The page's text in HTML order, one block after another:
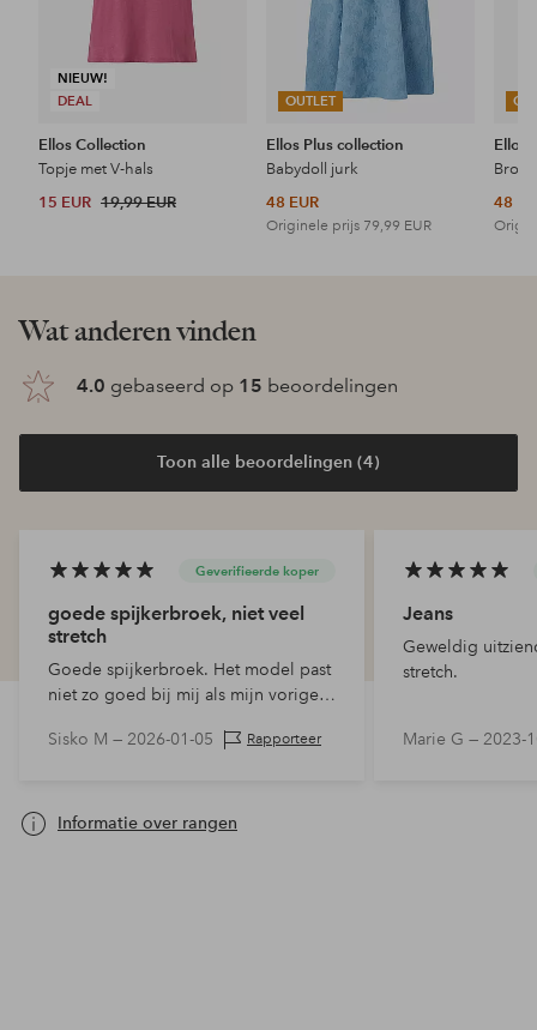
NIEUW!
DEAL
Ellos Collection
Topje met V-hals
15 EUR 19,99 EUR
OUTLET
Ellos Plus collection
Babydoll jurk
48 EUR
Originele prijs 79,99 EUR
Ellos
48
Wat anderen vinden
4.0 gebaseerd op 15 beoordelingen
Toon alle beoordelingen (4)
Geverifieerde koper
goede spijkerbroek, niet veel
stretch
Goede spijkerbroek. Het model past
niet zo goed bij mij als mijn vorige
zwart. Ik zoek naar een donkerblauwe
Sisko M — 2026-01-05 Rapporteer
Jeans
Geweldig
stretch.
Marie G — 2023-
Informatie over rangen